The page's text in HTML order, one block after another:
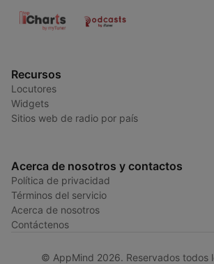
Recursos
Locutores
Widgets
Sitios web de radio por país
Acerca de nosotros y contactos
Política de privacidad
Términos del servicio
Acerca de nosotros
Contáctenos
© AppMind 2026. Reservados todos